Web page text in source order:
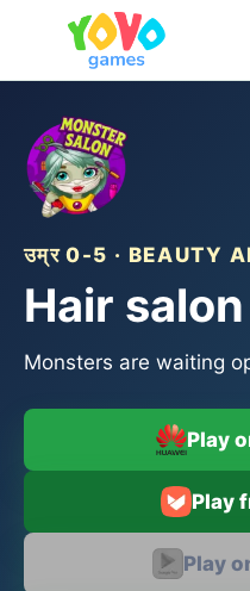
उम्र 0-5 · BEAUTY
Hair
Monsters are waiting
Play
Play
Play